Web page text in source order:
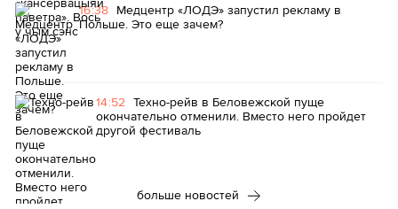
16:38 Медцентр «ЛОДЭ» запустил рекламу в
Польше. Это еще зачем?
14:52 Техно-рейв в Беловежской пуще
окончательно отменили. Вместо него пройдет
другой фестиваль
больше новостей